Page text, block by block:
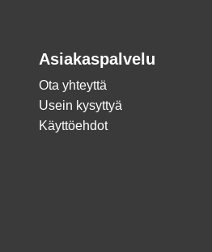
Asiakaspalvelu
Ota yhteyttä
Usein kysyttyä
Käyttöehdot